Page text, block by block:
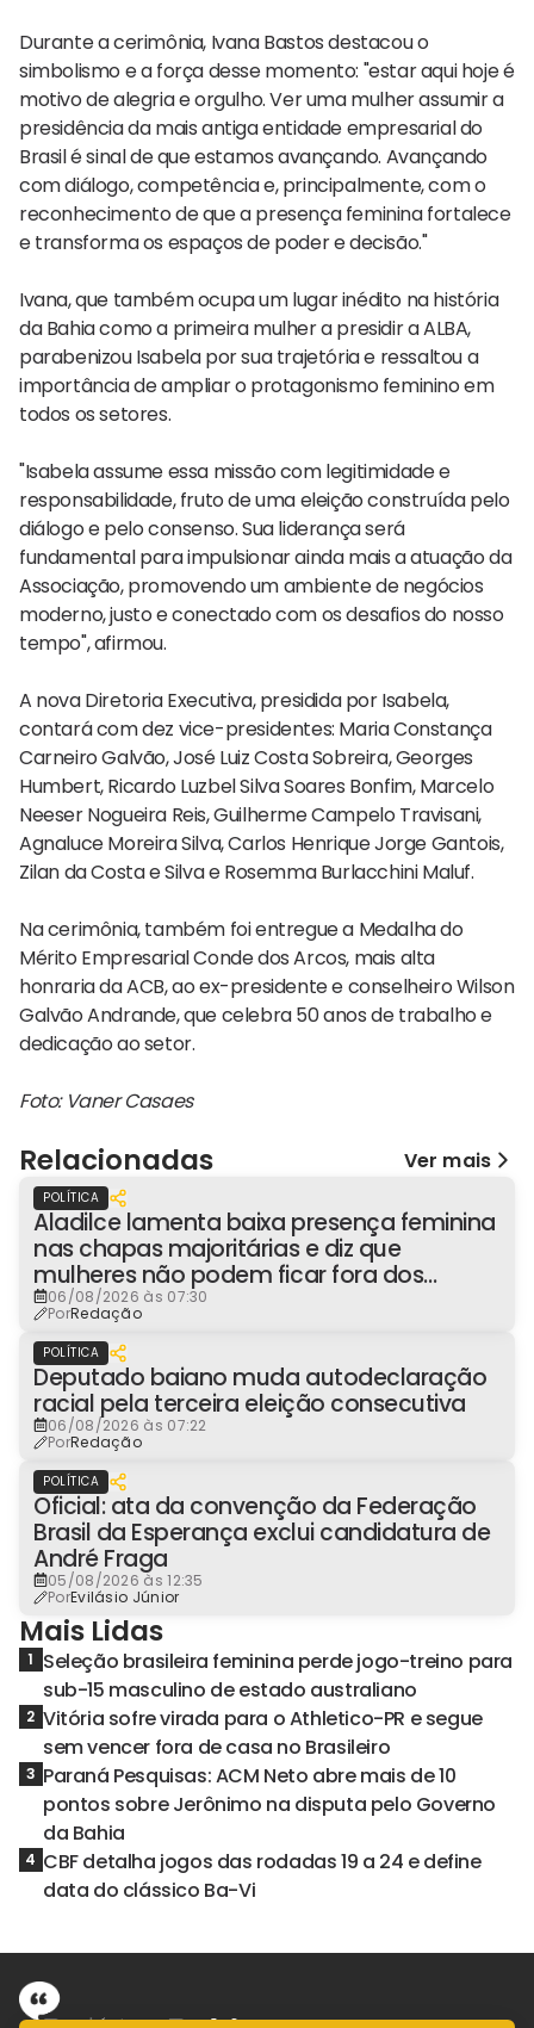
Durante a cerimônia, Ivana Bastos destacou o
simbolismo e a força desse momento: "estar aqui hoje é
motivo de alegria e orgulho. Ver uma mulher assumir a
presidência da mais antiga entidade empresarial do
Brasil é sinal de que estamos avançando. Avançando
com diálogo, competência e, principalmente, com o
reconhecimento de que a presença feminina fortalece
e transforma os espaços de poder e decisão."
Ivana, que também ocupa um lugar inédito na história
da Bahia como a primeira mulher a presidir a ALBA,
parabenizou Isabela por sua trajetória e ressaltou a
importância de ampliar o protagonismo feminino em
todos os setores.
"Isabela assume essa missão com legitimidade e
responsabilidade, fruto de uma eleição construída pelo
diálogo e pelo consenso. Sua liderança será
fundamental para impulsionar ainda mais a atuação da
Associação, promovendo um ambiente de negócios
moderno, justo e conectado com os desafios do nosso
tempo", afirmou.
A nova Diretoria Executiva, presidida por Isabela,
contará com dez vice-presidentes: Maria Constança
Carneiro Galvão, José Luiz Costa Sobreira, Georges
Humbert, Ricardo Luzbel Silva Soares Bonfim, Marcelo
Neeser Nogueira Reis, Guilherme Campelo Travisani,
Agnaluce Moreira Silva, Carlos Henrique Jorge Gantois,
Zilan da Costa e Silva e Rosemma Burlacchini Maluf.
Na cerimônia, também foi entregue a Medalha do
Mérito Empresarial Conde dos Arcos, mais alta
honraria da ACB, ao ex-presidente e conselheiro Wilson
Galvão Andrande, que celebra 50 anos de trabalho e
dedicação ao setor.
Foto: Vaner Casaes
Relacionadas Ver mais
POLÍTICA
Aladilce lamenta baixa presença feminina
nas chapas majoritárias e diz que
mulheres não podem ficar fora dos
espaços de poder
06/08/2026 às 07:30
PorRedação
POLÍTICA
Deputado baiano muda autodeclaração
racial pela terceira eleição consecutiva
06/08/2026 às 07:22
PorRedação
POLÍTICA
Oficial: ata da convenção da Federação
Brasil da Esperança exclui candidatura de
André Fraga
05/08/2026 às 12:35
PorEvilásio Júnior
Mais Lidas
1 Seleção brasileira feminina perde jogo-treino para
sub-15 masculino de estado australiano
2 Vitória sofre virada para o Athletico-PR e segue
sem vencer fora de casa no Brasileiro
3 Paraná Pesquisas: ACM Neto abre mais de 10
pontos sobre Jerônimo na disputa pelo Governo
da Bahia
4 CBF detalha jogos das rodadas 19 a 24 e define
data do clássico Ba-Vi